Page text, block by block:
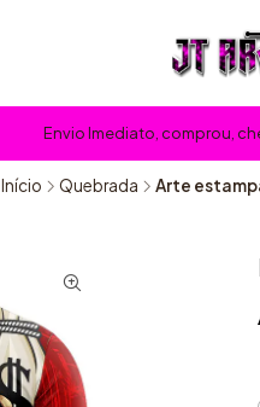
Envio Imediato, comprou,
Início Quebrada Arte